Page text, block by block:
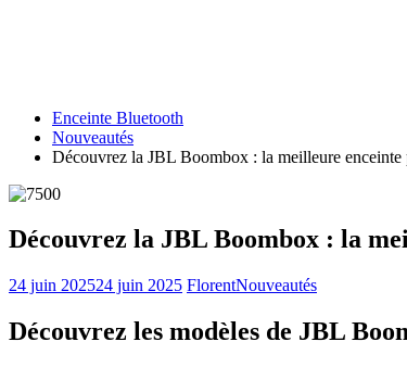
Enceinte Bluetooth
Nouveautés
Découvrez la JBL Boombox : la meilleure enceinte
Découvrez la JBL Boombox : la
24 juin 202524 juin 2025 FlorentNouveautés
Découvrez les modèles de JBL